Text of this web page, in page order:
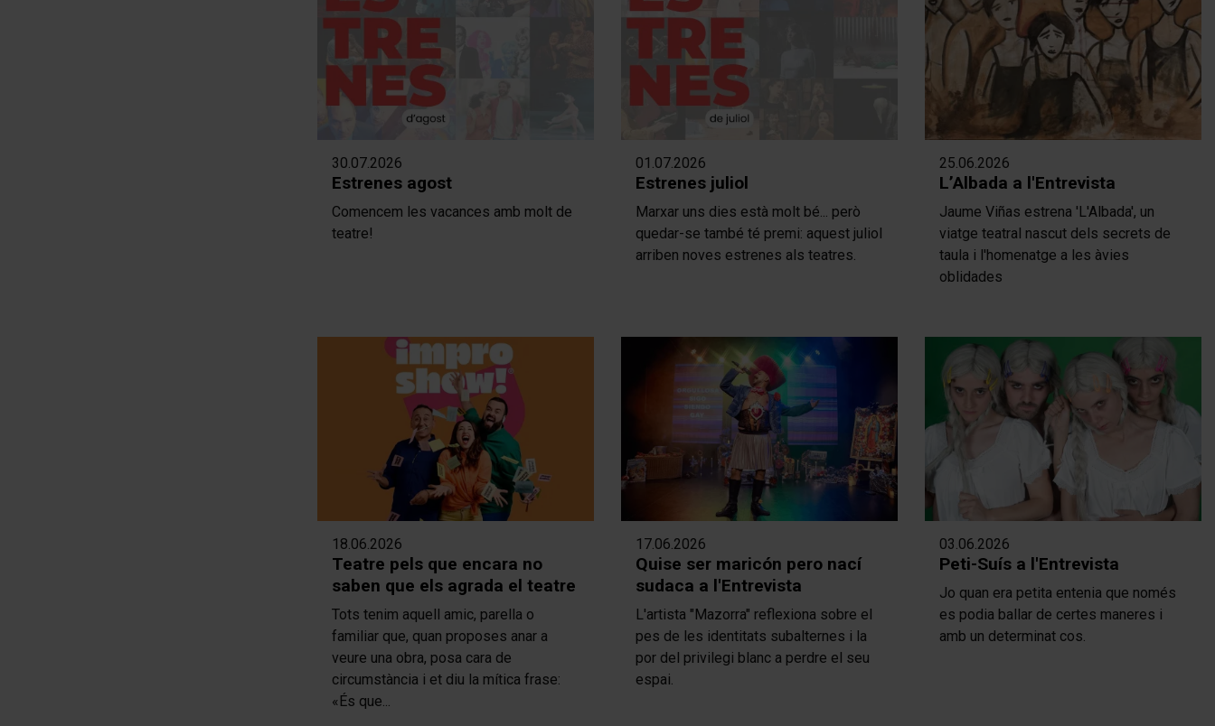
30.07.2026
Estrenes agost
Comencem les vacances amb molt de
teatre!
01.07.2026
Estrenes juliol
Marxar uns dies està molt bé... però
quedar-se també té premi: aquest juliol
arriben noves estrenes als teatres.
25.06.2026
L’Albada a l'Entrevista
Jaume Viñas estrena 'L'Albada', un
viatge teatral nascut dels secrets de
taula i l'homenatge a les àvies
oblidades
18.06.2026
Teatre pels que encara no
saben que els agrada el teatre
Tots tenim aquell amic, parella o
familiar que, quan proposes anar a
veure una obra, posa cara de
circumstància i et diu la mítica frase:
«És que...
17.06.2026
Quise ser maricón pero nací
sudaca a l'Entrevista
L'artista "Mazorra" reflexiona sobre el
pes de les identitats subalternes i la
por del privilegi blanc a perdre el seu
espai.
03.06.2026
Peti-Suís a l'Entrevista
Jo quan era petita entenia que només
es podia ballar de certes maneres i
amb un determinat cos.